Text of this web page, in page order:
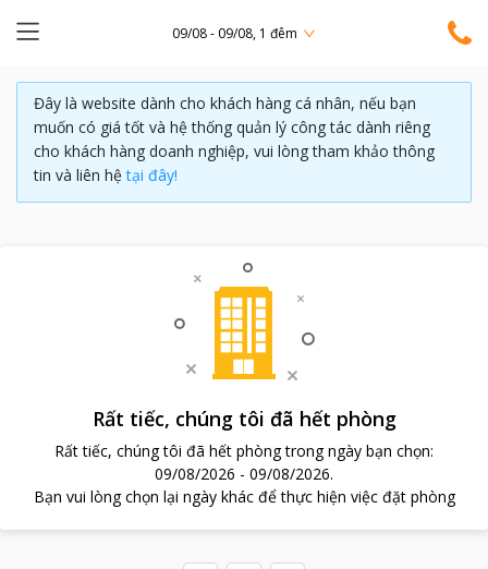
09/08 - 09/08, 1 đêm
Đây là website dành cho khách hàng cá nhân, nếu bạn
muốn có giá tốt và hệ thống quản lý công tác dành riêng
cho khách hàng doanh nghiệp, vui lòng tham khảo thông
tin và liên hệ tại đây!
Rất tiếc, chúng tôi đã hết phòng
Rất tiếc, chúng tôi đã hết phòng trong ngày bạn chọn:
09/08/2026 - 09/08/2026.
Bạn vui lòng chọn lại ngày khác để thực hiện việc đặt phòng